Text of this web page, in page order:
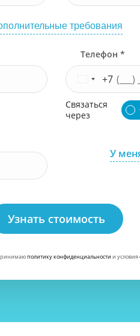
требования
Телефон *
+7
Связаться
через
У
Узнать стоимость
политику конфиденциальности и условия